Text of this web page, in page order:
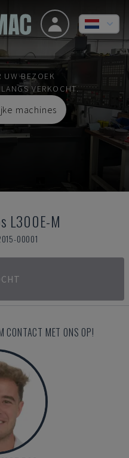
UW BEZOEK
VERKOCHT.
machines
L300E-M
00001
CONTACT MET ONS OP!